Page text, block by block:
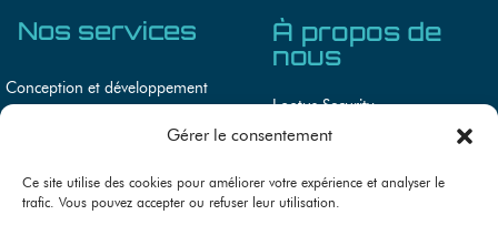
Gérer le consentement
Ce site utilise des cookies pour améliorer votre expérience et analyser le
trafic. Vous pouvez accepter ou refuser leur utilisation.
Nos services
Conception et développement
Audit de sécurité IoT, OT et systèmes
Conseils en cybersécurité
À propos de
nous
Lootus Security
Lootus Academy
Actualités